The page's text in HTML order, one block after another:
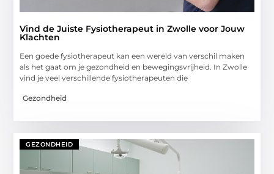
Vind de Juiste Fysiotherapeut in Zwolle voor Jouw
Klachten
Een goede fysiotherapeut kan een wereld van verschil maken
als het gaat om je gezondheid en bewegingsvrijheid. In Zwolle
vind je veel verschillende fysiotherapeuten die
Gezondheid
GEZONDHEID